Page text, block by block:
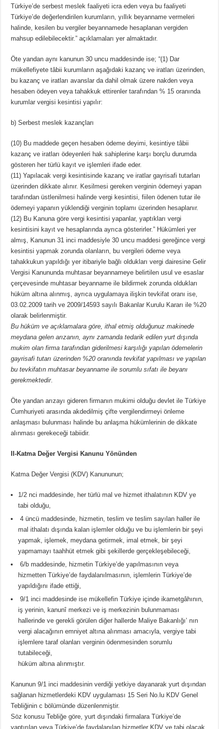
Türkiye’de serbest meslek faaliyeti icra eden veya bu faaliyeti
Türkiye’de değerlendirilen kurumların, yıllık beyanname vermeleri
halinde, kesilen bu vergiler beyannamede hesaplanan vergiden
mahsup edilebilecektir.” açıklamaları yer almaktadır.
Öte yandan aynı kanunun 30 uncu maddesinde ise; “(1) Dar
mükellefiyete tâbii kurumların aşağıdaki kazanç ve iratları üzerinden,
bu kazanç ve iratları avanslar da dahil olmak üzere nakden veya
hesaben ödeyen veya tahakkuk ettirenler tarafından % 15 oranında
kurumlar vergisi kesintisi yapılır:
b) Serbest meslek kazançları
(10) Bu maddede geçen hesaben ödeme deyimi, kesintiye tâbii
kazanç ve iratları ödeyenleri hak sahiplerine karşı borçlu durumda
gösteren her türlü kayıt ve işlemleri ifade eder.
(11) Yapılacak vergi kesintisinde kazanç ve iratlar gayrisafi tutarları
üzerinden dikkate alınır. Kesilmesi gereken verginin ödemeyi yapan
tarafından üstlenilmesi halinde vergi kesintisi, fiilen ödenen tutar ile
ödemeyi yapanın yüklendiği verginin toplamı üzerinden hesaplanır.
(12) Bu Kanuna göre vergi kesintisi yapanlar, yaptıkları vergi
kesintisini kayıt ve hesaplarında ayrıca gösterirler.” Hükümleri yer
almış, Kanunun 31 inci maddesiyle 30 uncu maddesi gereğince vergi
kesintisi yapmak zorunda olanların, bu vergileri ödeme veya
tahakkukun yapıldığı yer itibariyle bağlı oldukları vergi dairesine Gelir
Vergisi Kanununda muhtasar beyannameye belirtilen usul ve esaslar
çerçevesinde muhtasar beyanname ile bildirmek zorunda oldukları
hüküm altına alınmış, ayrıca uygulamaya ilişkin tevkifat oranı ise,
03.02.2009 tarih ve 2009/14593 sayılı Bakanlar Kurulu Kararı ile %20
olarak belirlenmiştir.
Bu hüküm ve açıklamalara göre, ithal etmiş olduğunuz makinede
meydana gelen arızanın, aynı zamanda tedarik edilen yurt dışında
mukim olan firma tarafından giderilmesi karşılığı yapılan ödemelerin
gayrisafi tutarı üzerinden %20 oranında tevkifat yapılması ve yapılan
bu tevkifatın muhtasar beyanname ile sorumlu sıfatı ile beyanı
gerekmektedir.
Öte yandan arızayı gideren firmanın mukimi olduğu devlet ile Türkiye
Cumhuriyeti arasında akdedilmiş çifte vergilendirmeyi önleme
anlaşması bulunması halinde bu anlaşma hükümlerinin de dikkate
alınması gerekeceği tabiidir.
II-Katma Değer Vergisi Kanunu Yönünden
Katma Değer Vergisi (KDV) Kanununun;
1/2 nci maddesinde, her türlü mal ve hizmet ithalatının KDV ye
tabi olduğu,
4 üncü maddesinde, hizmetin, teslim ve teslim sayılan haller ile
mal ithalatı dışında kalan işlemler olduğu ve bu işlemlerin bir şeyi
yapmak, işlemek, meydana getirmek, imal etmek, bir şeyi
yapmamayı taahhüt etmek gibi şekillerde gerçekleşebileceği,
6/b maddesinde, hizmetin Türkiye’de yapılmasının veya
hizmetten Türkiye’de faydalanılmasının, işlemlerin Türkiye’de
yapıldığını ifade ettiği,
9/1 inci maddesinde ise mükellefin Türkiye içinde ikametgâhının,
iş yerinin, kanunî merkezi ve iş merkezinin bulunmaması
hallerinde ve gerekli görülen diğer hallerde Maliye Bakanlığı’ nın
vergi alacağının emniyet altına alınması amacıyla, vergiye tabi
işlemlere taraf olanları verginin ödenmesinden sorumlu
tutabileceği,
hüküm altına alınmıştır.
Kanunun 9/1 inci maddesinin verdiği yetkiye dayanarak yurt dışından
sağlanan hizmetlerdeki KDV uygulaması 15 Seri No.lu KDV Genel
Tebliğinin c bölümünde düzenlenmiştir.
Söz konusu Tebliğe göre, yurt dışındaki firmalara Türkiye’de
yaptırılan veya Türkiye’de faydalanılan hizmetler KDV ye tabi olacak,